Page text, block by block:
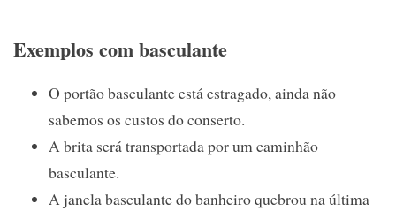
Exemplos com basculante
O portão basculante está estragado, ainda não
sabemos os custos do conserto.
A brita será transportada por um caminhão
basculante.
A janela basculante do banheiro quebrou na última